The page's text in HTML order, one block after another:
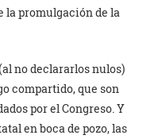
la promulgación de la
no declararlos nulos)
compartido, que son
por el Congreso. Y
en boca de pozo, las